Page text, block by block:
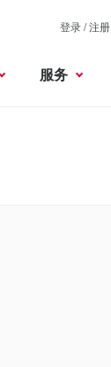
登录 / 注册
服务